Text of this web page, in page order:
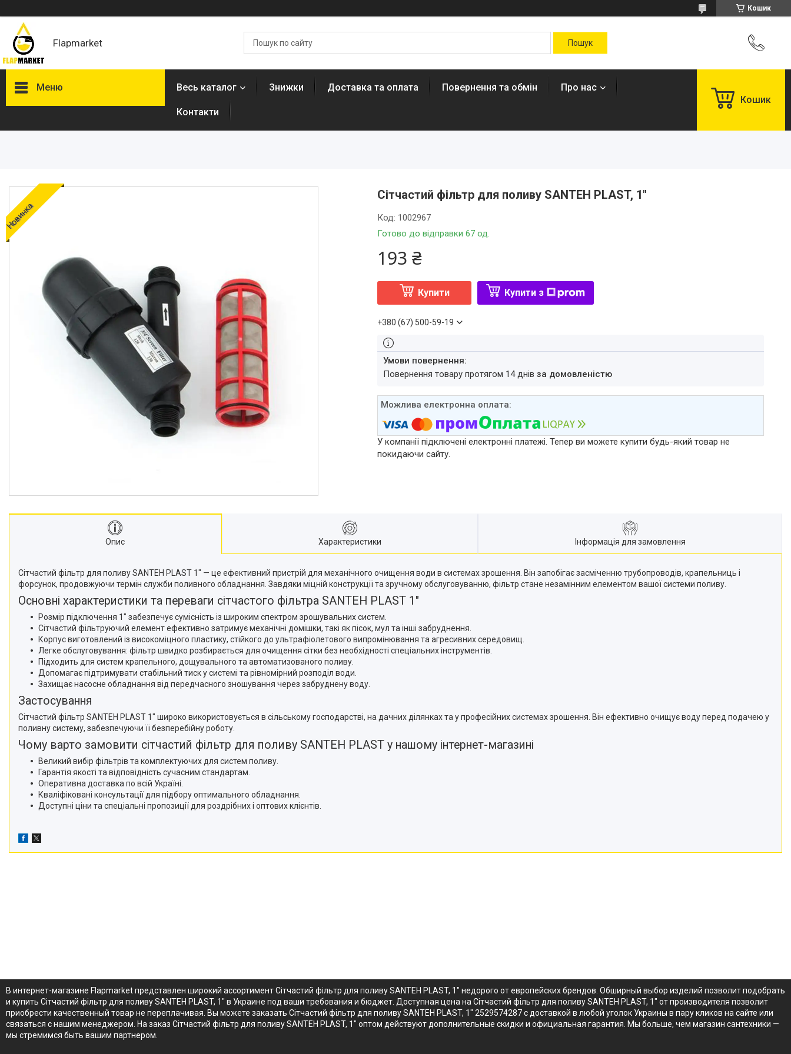
Кошик
Flapmarket
Меню
Душові трапи, дренажні
канали
Аксесуари для ванної
Запчастини та комплектуючі
Гнучкі шланги (підведення)
Кухонні мийки
Рушникосушарки
Матеріали для влаштування
Весь каталог Знижки Доставка та оплата Повернення та обмін Про нас
Контакти
Кошик
Новинка
Сітчастий фільтр для поливу SANTEH PLAST, 1"
Готово до відправки 67 од.
Код: 1002967
193 ₴
Купити Купити з
+380 (67) 500-59-19
повернення товару протягом 14 днівза домовленістю
У компанії підключені електронні платежі. Тепер ви можете купити будь-який товар не
покидаючи сайту.
Опис Характеристики Інформація для замовлення
Сітчастий фільтр для поливу SANTEH PLAST 1" — це ефективний пристрій для механічного очищення води в системах зрошення. Він запобігає засміченню трубопроводів, крапельниць і
форсунок, продовжуючи термін служби поливного обладнання. Завдяки міцній конструкції та зручному обслуговуванню, фільтр стане незамінним елементом вашої системи поливу.
Основні характеристики та переваги сітчастого фільтра SANTEH PLAST 1"
Розмір підключення 1" забезпечує сумісність із широким спектром зрошувальних систем.
Сітчастий фільтруючий елемент ефективно затримує механічні домішки, такі як пісок, мул та інші забруднення.
Корпус виготовлений із високоміцного пластику, стійкого до ультрафіолетового випромінювання та агресивних середовищ.
Легке обслуговування: фільтр швидко розбирається для очищення сітки без необхідності спеціальних інструментів.
Підходить для систем крапельного, дощувального та автоматизованого поливу.
Допомагає підтримувати стабільний тиск у системі та рівномірний розподіл води.
Захищає насосне обладнання від передчасного зношування через забруднену воду.
Застосування
Сітчастий фільтр SANTEH PLAST 1" широко використовується в сільському господарстві, на дачних ділянках та у професійних системах зрошення. Він ефективно очищує воду перед подачею у
поливну систему, забезпечуючи її безперебійну роботу.
Чому варто замовити сітчастий фільтр для поливу SANTEH PLAST у нашому інтернет-магазині
Великий вибір фільтрів та комплектуючих для систем поливу.
Гарантія якості та відповідність сучасним стандартам.
Оперативна доставка по всій Україні.
Кваліфіковані консультації для підбору оптимального обладнання.
Доступні ціни та спеціальні пропозиції для роздрібних і оптових клієнтів.
В интернет-магазине Flapmarket представлен широкий ассортимент Сітчастий фільтр для поливу SANTEH PLAST, 1" недорого от европейских брендов. Обширный выбор изделий позволит подобрать
и купить Сітчастий фільтр для поливу SANTEH PLAST, 1" в Украине под ваши требования и бюджет. Доступная цена на Сітчастий фільтр для поливу SANTEH PLAST, 1" от производителя позволит
приобрести качественный товар не переплачивая. Вы можете заказать Сітчастий фільтр для поливу SANTEH PLAST, 1" 2529574287 с доставкой в любой уголок Украины в пару кликов на сайте или
связаться с нашим менеджером. На заказ Сітчастий фільтр для поливу SANTEH PLAST, 1" оптом действуют дополнительные скидки и официальная гарантия. Мы больше, чем магазин сантехники —
мы стремимся быть вашим партнером.